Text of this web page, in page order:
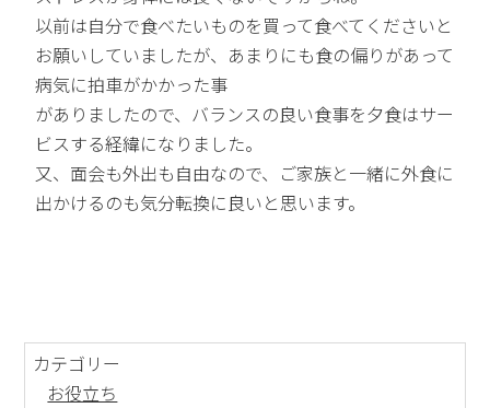
以前は自分で食べたいものを買って食べてくださいと
お願いしていましたが、あまりにも食の偏りがあって
病気に拍車がかかった事
がありましたので、バランスの良い食事を夕食はサー
ビスする経緯になりました。
又、面会も外出も自由なので、ご家族と一緒に外食に
出かけるのも気分転換に良いと思います。
カテゴリー
お役立ち